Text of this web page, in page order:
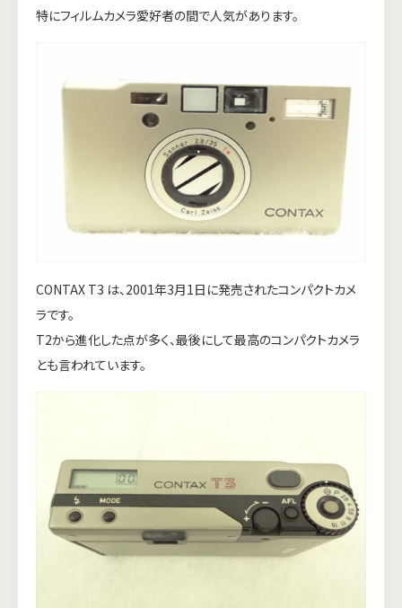
特にフィルムカメラ愛好者の間で人気があります。
CONTAX T3 は、2001年3月1日に発売されたコンパクトカメ
ラです。
T2から進化した点が多く、最後にして最高のコンパクトカメラ
とも言われています。